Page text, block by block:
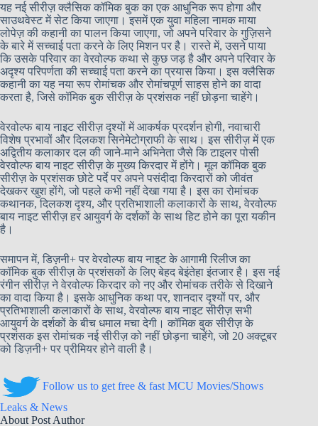
यह नई सीरीज़ क्लैसिक कॉमिक बुक का एक आधुनिक रूप होगा और
साउथवेस्ट में सेट किया जाएगा। इसमें एक युवा महिला नामक माया
लोपेज़ की कहानी का पालन किया जाएगा, जो अपने परिवार के गुज़िसने
के बारे में सच्चाई पता करने के लिए मिशन पर है। रास्ते में, उसने पाया
कि उसके परिवार का वेरवोल्फ कथा से कुछ जड़ है और अपने परिवार के
अदृश्य परिपर्णता की सच्चाई पता करने का प्रयास किया। इस क्लैसिक
कहानी का यह नया रूप रोमांचक और रोमांचपूर्ण साहस होने का वादा
करता है, जिसे कॉमिक बुक सीरीज़ के प्रशंसक नहीं छोड़ना चाहेंगे।
वेरवोल्फ बाय नाइट सीरीज़ दृश्यों में आकर्षक प्रदर्शन होगी, नवाचारी
विशेष प्रभावों और दिलकश सिनेमेटोग्राफी के साथ। इस सीरीज़ में एक
अद्वितीय कलाकार दल की जाने-माने अभिनेता जैसे कि टाइलर पोसी
वेरवोल्फ बाय नाइट सीरीज़ के मुख्य किरदार में होंगे। मूल कॉमिक बुक
सीरीज़ के प्रशंसक छोटे पर्दे पर अपने पसंदीदा किरदारों को जीवंत
देखकर खुश होंगे, जो पहले कभी नहीं देखा गया है। इस का रोमांचक
कथानक, दिलकश दृश्य, और प्रतिभाशाली कलाकारों के साथ, वेरवोल्फ
बाय नाइट सीरीज़ हर आयुवर्ग के दर्शकों के साथ हिट होने का पूरा यकीन
है।
समापन में, डिज़नी+ पर वेरवोल्फ बाय नाइट के आगामी रिलीज का
कॉमिक बुक सीरीज़ के प्रशंसकों के लिए बेहद बेइंतेहा इंतजार है। इस नई
रंगीन सीरीज़ ने वेरवोल्फ किरदार को नए और रोमांचक तरीके से दिखाने
का वादा किया है। इसके आधुनिक कथा पर, शानदार दृश्यों पर, और
प्रतिभाशाली कलाकारों के साथ, वेरवोल्फ बाय नाइट सीरीज़ सभी
आयुवर्ग के दर्शकों के बीच धमाल मचा देगी। कॉमिक बुक सीरीज़ के
प्रशंसक इस रोमांचक नई सीरीज़ को नहीं छोड़ना चाहेंगे, जो 20 अक्टूबर
को डिज़नी+ पर प्रीमियर होने वाली है।
Follow us to get free & fast MCU Movies/Shows
Leaks & News
About Post Author